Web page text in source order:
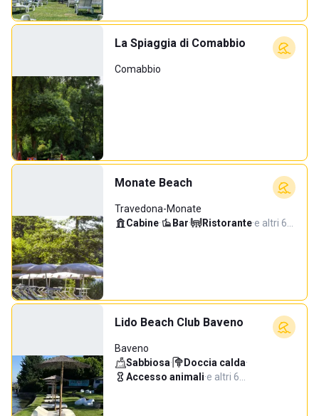
La Spiaggia di Comabbio
Comabbio
Monate Beach
Travedona-Monate
Cabine· Bar· Ristorante·e altri 6…
Lido Beach Club Baveno
Baveno
Sabbiosa· Doccia calda·
Accesso animali·e altri 6…